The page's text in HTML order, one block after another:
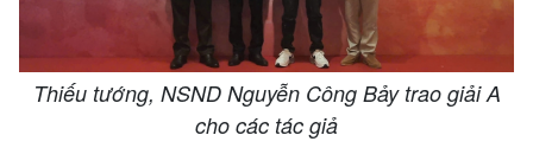
Thiếu tướng, NSND Nguyễn Công Bảy trao giải A
cho các tác giả